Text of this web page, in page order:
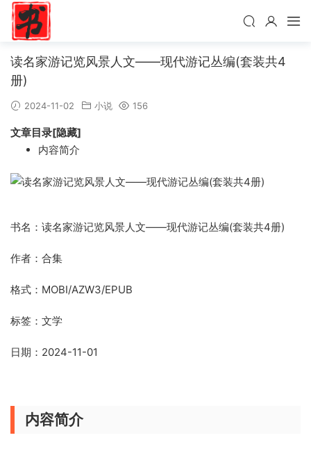
读名家游记览风景人文——现代游记丛编(套装共4
册)
2024-11-02 小说 156
文章目录[隐藏]
内容简介
书名：读名家游记览风景人文——现代游记丛编(套装共4册)
作者：合集
格式：MOBI/AZW3/EPUB
标签：文学
日期：2024-11-01
内容简介